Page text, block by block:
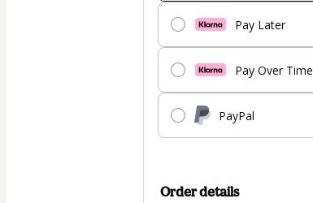
Pay Later
Pay Over Time
PayPal
Order details